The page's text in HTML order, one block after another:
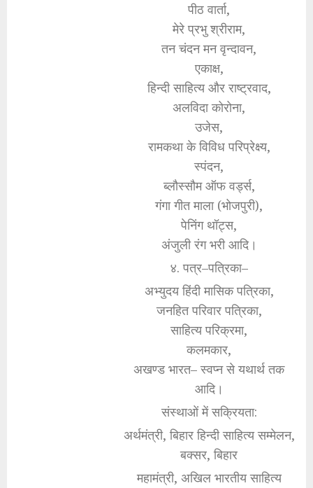
पीठ वार्ता,
मेरे प्रभु श्रीराम,
तन चंदन मन वृन्दावन,
एकाक्ष,
हिन्दी साहित्य और राष्ट्रवाद,
अलविदा कोरोना,
उजेस,
रामकथा के विविध परिप्रेक्ष्य,
स्पंदन,
ब्लौस्सौम ऑफ वर्ड्स,
गंगा गीत माला (भोजपुरी),
पेनिंग थॉट्स,
अंजुली रंग भरी आदि।
४. पत्र–पत्रिका–
अभ्युदय हिंदी मासिक पत्रिका,
जनहित परिवार पत्रिका,
साहित्य परिक्रमा,
कलमकार,
अखण्ड भारत– स्वप्न से यथार्थ तक
आदि।
संस्थाओं में सक्रियता:
अर्थमंत्री, बिहार हिन्दी साहित्य सम्मेलन,
बक्सर, बिहार
महामंत्री, अखिल भारतीय साहित्य